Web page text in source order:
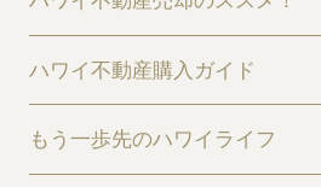
ハワイ不動産購入ガイド
もう一歩先のハワイライフ